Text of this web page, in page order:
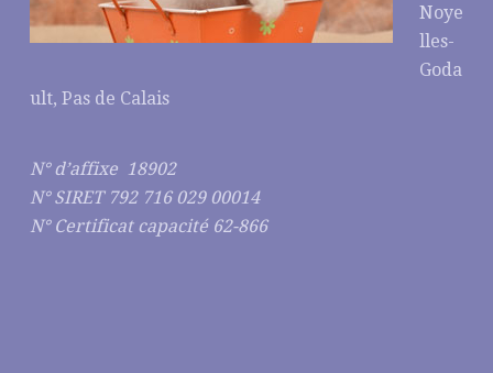
Noye
lles-
Goda
ult, Pas de Calais
N° d’affixe 18902
N° SIRET 792 716 029 00014
N° Certificat capacité 62-866